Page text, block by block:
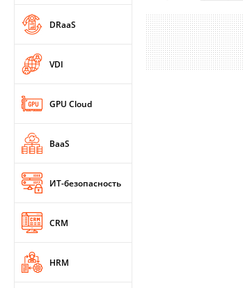
DRaaS
VDI
GPU Cloud
BaaS
ИТ-безопасность
CRM
HRM